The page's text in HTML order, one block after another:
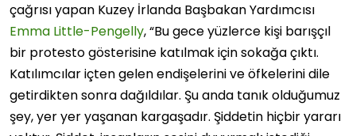
çağrısı yapan Kuzey İrlanda Başbakan Yardımcısı
Emma Little-Pengelly, “Bu gece yüzlerce kişi barışçıl
bir protesto gösterisine katılmak için sokağa çıktı.
Katılımcılar içten gelen endişelerini ve öfkelerini dile
getirdikten sonra dağıldılar. Şu anda tanık olduğumuz
şey, yer yer yaşanan kargaşadır. Şiddetin hiçbir yararı